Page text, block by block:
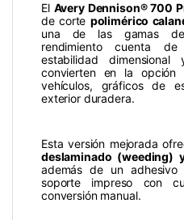
El Avery Dennison® 700
de corte polimérico
una de las gamas
rendimiento cuenta
estabilidad
convierten en la opción
vehículos, gráficos de
exterior duradera.
Esta versión mejorada
deslaminado (weeding)
además de un
soporte impreso con
conversión manual.